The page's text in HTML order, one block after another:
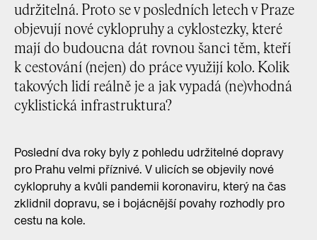
udržitelná. Proto se v posledních letech v Praze
objevují nové cyklopruhy a cyklostezky, které
mají do budoucna dát rovnou šanci těm, kteří
k cestování (nejen) do práce využijí kolo. Kolik
takových lidí reálně je a jak vypadá (ne)vhodná
cyklistická infrastruktura?
Poslední dva roky byly z pohledu udržitelné dopravy
pro Prahu velmi příznivé. V ulicích se objevily nové
cyklopruhy a kvůli pandemii koronaviru, který na čas
zklidnil dopravu, se i bojácnější povahy rozhodly pro
cestu na kole.